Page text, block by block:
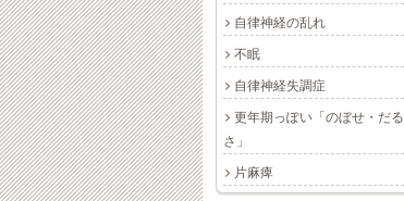
自律神経の乱れ
不眠
自律神経失調症
更年期っぽい「のぼせ・だる
さ」
片麻痺